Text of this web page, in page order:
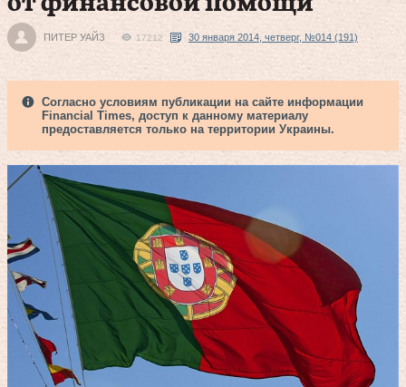
ПИТЕР УАЙЗ 17212 30 января 2014, четверг, №014 (191)
Согласно условиям публикации на сайте информации
Financial Times, доступ к данному материалу
предоставляется только на территории Украины.